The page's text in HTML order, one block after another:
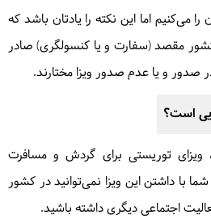
می‌کنیم اما این نکته را یادتان باشد که
مقصد (سفارت و یا کنسولگری) صادر
است؟
ویزای توریستی برای گردش و مسافرت
با داشتن این ویزا نمی‌توانید در کشور
اجتماعی دیگری داشته باشید.